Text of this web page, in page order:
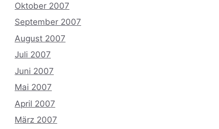
Oktober 2007
September 2007
August 2007
Juli 2007
Juni 2007
Mai 2007
April 2007
März 2007